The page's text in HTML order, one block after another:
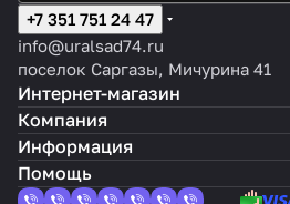
+7 351 751 24 47
info@uralsad74.ru
поселок Саргазы, Мичурина 41
Интернет-магазин
Компания
Информация
Помощь